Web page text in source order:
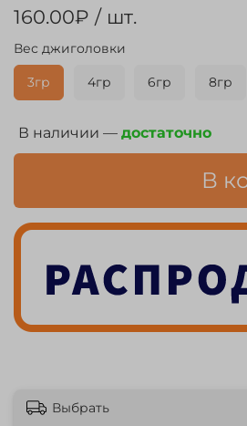
160.00₽ / шт.
В наличии — достаточно
В
Вес джиголовки
3гр 4гр 6гр 8гр
Выбрать